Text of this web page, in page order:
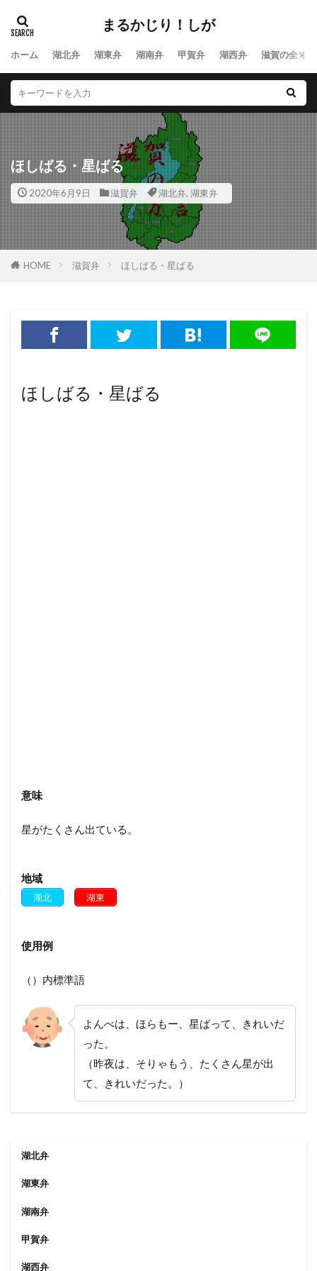
まるかじり！しが
ホーム 湖北弁 湖東弁 湖南弁 甲賀弁 湖西弁 滋賀の全て
ほしばる・星ばる
2020年6月9日 滋賀弁 湖北弁, 湖東弁
HOME 滋賀弁 ほしばる・星ばる
ほしばる・星ばる
意味
星がたくさん出ている。
地域
湖北 湖東
使用例
（）内標準語
よんべは、ほらもー、星ばって、きれいだ
った。
（昨夜は、そりゃもう、たくさん星が出
て、きれいだった。）
湖北弁
湖東弁
湖南弁
甲賀弁
湖西弁